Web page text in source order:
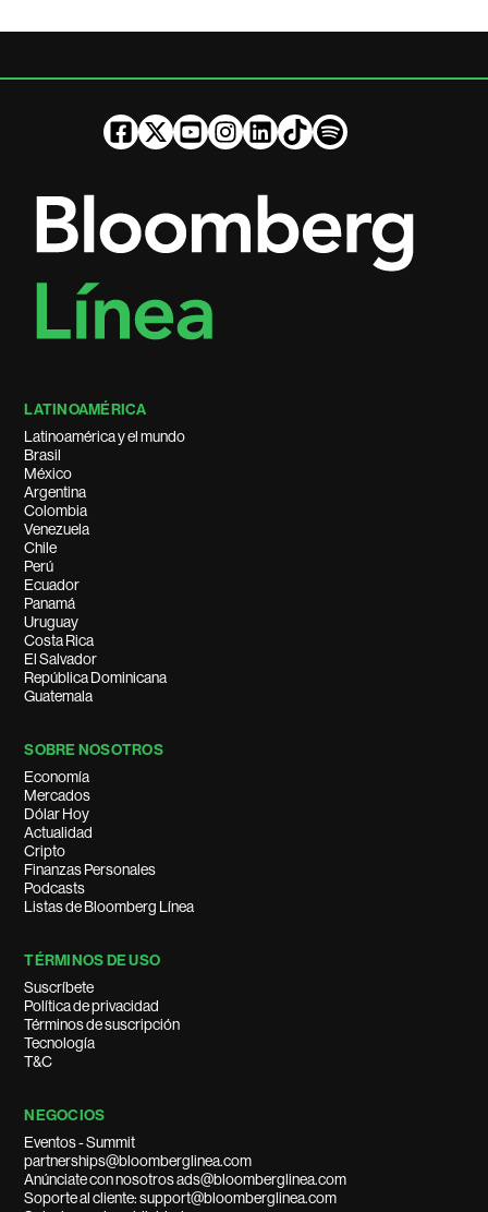
LATINOAMÉRICA
Latinoamérica y el mundo
Brasil
México
Argentina
Colombia
Venezuela
Chile
Perú
Ecuador
Panamá
Uruguay
Costa Rica
El Salvador
República Dominicana
Guatemala
SOBRE NOSOTROS
Economía
Mercados
Dólar Hoy
Actualidad
Cripto
Finanzas Personales
Podcasts
Listas de Bloomberg Línea
TÉRMINOS DE USO
Suscríbete
Política de privacidad
Términos de suscripción
Tecnología
T&C
NEGOCIOS
Eventos - Summit
partnerships@bloomberglinea.com
Anúnciate con nosotros ads@bloomberglinea.com
Soporte al cliente: support@bloomberglinea.com